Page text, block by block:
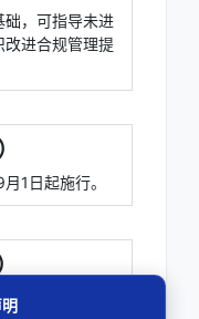
础，可指导未进
改进合规管理提
1日起施行。